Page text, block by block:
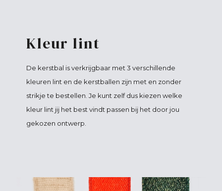
Kleur lint
De kerstbal is verkrijgbaar met 3 verschillende
kleuren lint en de kerstballen zijn met en zonder
strikje te bestellen. Je kunt zelf dus kiezen welke
kleur lint jij het best vindt passen bij het door jou
gekozen ontwerp.